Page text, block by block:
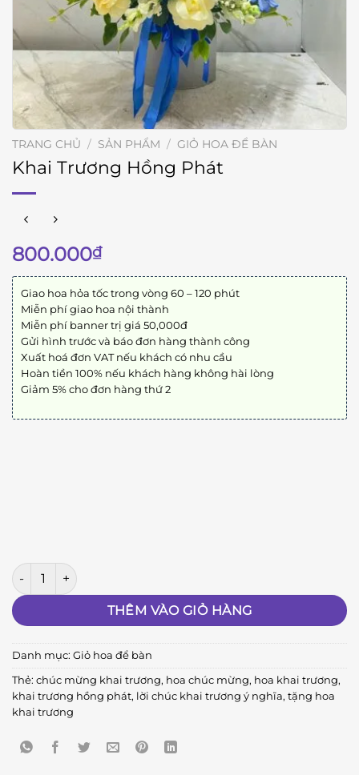
TRANG CHỦ / SẢN PHẨM / GIỎ HOA ĐỂ BÀN
Khai Trương Hồng Phát
800.000₫
Giao hoa hỏa tốc trong vòng 60 – 120 phút
Miễn phí giao hoa nội thành
Miễn phí banner trị giá 50,000đ
Gửi hình trước và báo đơn hàng thành công
Xuất hoá đơn VAT nếu khách có nhu cầu
Hoàn tiền 100% nếu khách hàng không hài lòng
Giảm 5% cho đơn hàng thứ 2
Khai Trương Hồng Phát số lượng
THÊM VÀO GIỎ HÀNG
Danh mục: Giỏ hoa để bàn
Thẻ: chúc mừng khai trương, hoa chúc mừng, hoa khai trương,
khai trương hồng phát, lời chúc khai trương ý nghĩa, tặng hoa
khai trương